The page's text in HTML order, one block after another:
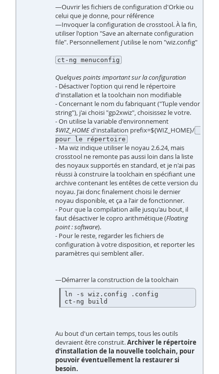
—Ouvrir les fichiers de configuration d'Orkie ou
celui que je donne, pour référence
—Invoquer la configuration de crosstool. À la fin,
utiliser l'option "Save an alternate configuration
file". Personnellement j'utilise le nom "wiz.config"
ct-ng menuconfig
Quelques points important sur la configuration
- Désactiver l'option qui rend le répertoire
d'installation et la toolchain non modifiable
- Concernant le nom du fabriquant ("Tuple vendor
string"), j'ai choisi "gp2xwiz", choisissez le votre.
- On utilise la variable d'environnement
$WIZ_HOMEd'installation prefix=${WIZ_HOME}/
pour le répertoire
- Ma wiz indique utiliser le noyau 2.6.24, mais
crosstool ne remonte pas aussi loin dans la liste
des noyaux supportés en standard, et je n'ai pas
réussi à construire la toolchain en spécifiant une
archive contenant les entêtes de cette version du
noyau. J'ai donc finalement choisi le dernier
noyau disponible, et ça a l'air de fonctionner.
- Pour que la compilation aille jusqu'au bout, il
faut désactiver le copro arithmétique (Floating
point : software).
- Pour le reste, regarder les fichiers de
configuration à votre disposition, et reporter les
paramètres qui semblent aller.
—Démarrer la construction de la toolchain
ln -s wiz.config .config
ct-ng build
Au bout d'un certain temps, tous les outils
devraient être construit.Archiver le répertoire
d'installation de la nouvelle toolchain, pour
pouvoir éventuellement la restaurer si
besoin.